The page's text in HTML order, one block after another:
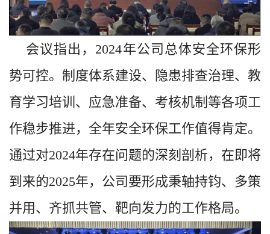
会议指出，2024年公司总体安全环保形
势可控。制度体系建设、隐患排查治理、教
育学习培训、应急准备、考核机制等各项工
作稳步推进，全年安全环保工作值得肯定。
通过对2024年存在问题的深刻剖析，在即将
到来的2025年，公司要形成秉轴持钧、多策
并用、齐抓共管、靶向发力的工作格局。